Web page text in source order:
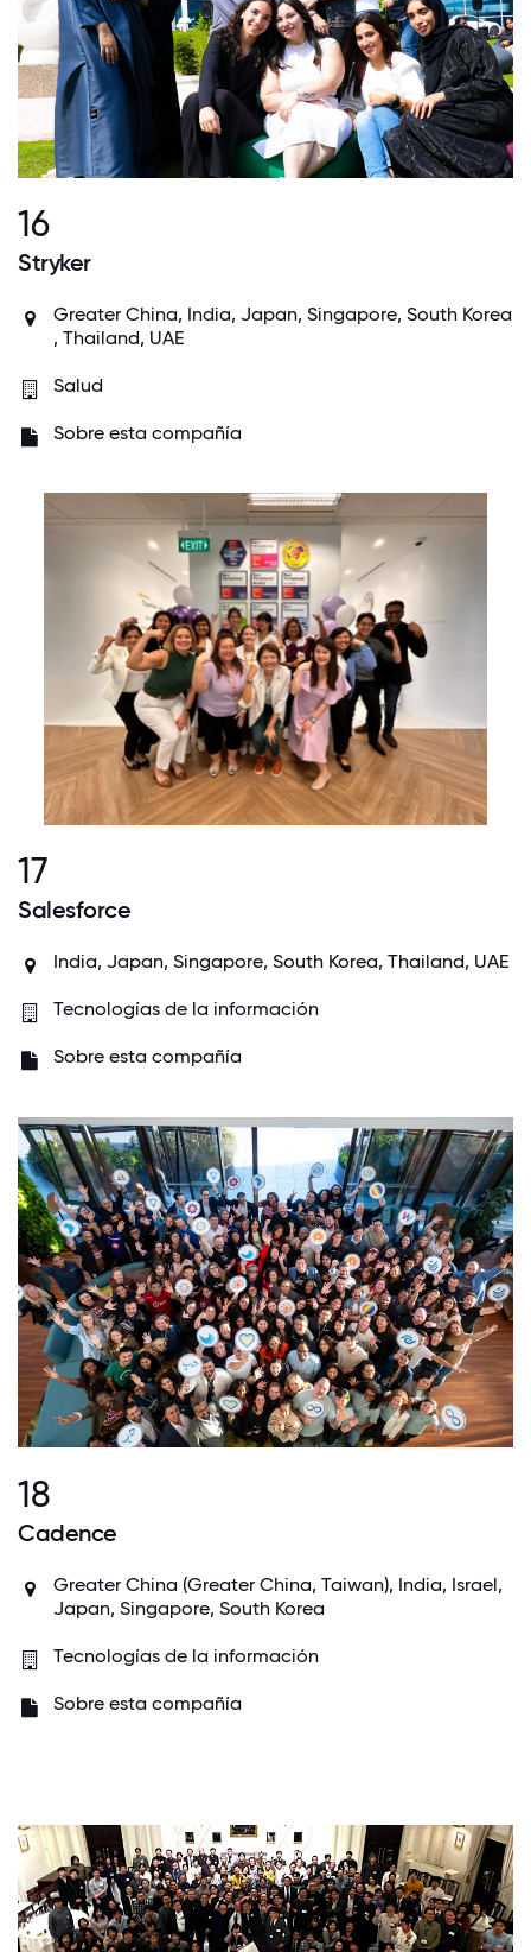
16
Stryker
Greater China, India, Japan, Singapore, South Korea
, Thailand, UAE
Salud
Sobre esta compañía
17
Salesforce
India, Japan, Singapore, South Korea, Thailand, UAE
Tecnologías de la información
Sobre esta compañía
18
Cadence
Greater China (Greater China, Taiwan), India, Israel,
Japan, Singapore, South Korea
Tecnologías de la información
Sobre esta compañía